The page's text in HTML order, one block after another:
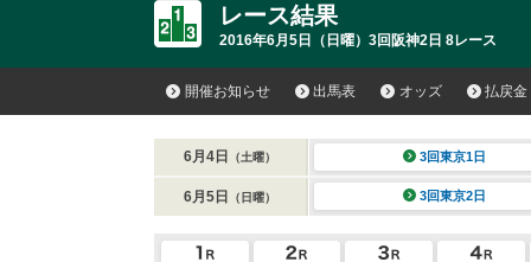
レース結果
2016年6月5日（日曜）3回阪神2日 8レース
開催お知らせ 出馬表 オッズ 払戻金
6月4日 （土曜） 3回東京1日
6月5日 （日曜） 3回東京2日